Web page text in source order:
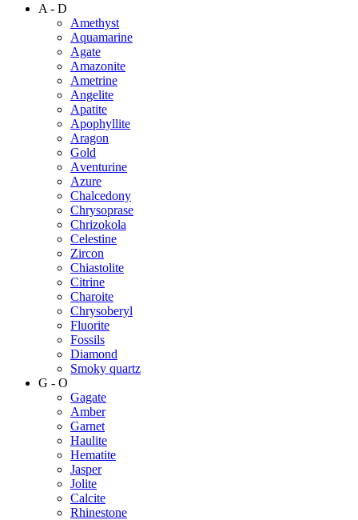
A - D
Amethyst
Aquamarine
Agate
Amazonite
Ametrine
Angelite
Apatite
Apophyllite
Aragon
Gold
Аventurine
Azure
Chalcedony
Chrysoprase
Chrizokola
Celestine
Zircon
Chiastolite
Citrine
Charoite
Chrysoberyl
Fluorite
Fossils
Diamond
Smoky quartz
G - O
Gagate
Amber
Garnet
Haulite
Hematite
Jasper
Jolite
Calcite
Rhinestone